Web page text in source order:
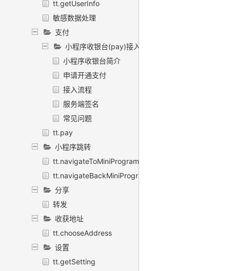
tt.getUserInfo
敏感数据处理
支付
小程序收银台(pay)接入指南
小程序收银台简介
申请开通支付
接入流程
服务端签名
常见问题
tt.pay
小程序跳转
tt.navigateToMiniProgram
tt.navigateBackMiniProgram
分享
转发
收获地址
tt.chooseAddress
设置
tt.getSetting